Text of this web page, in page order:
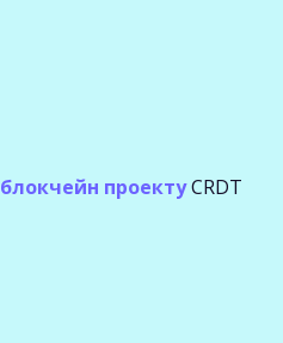
блокчейн проектуCRDT